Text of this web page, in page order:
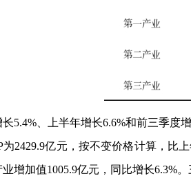
长5.4%、上半年增长6.6%和前三季
2429.9亿元，按不变价格计算，比
增加值1005.9亿元，同比增长6.3%